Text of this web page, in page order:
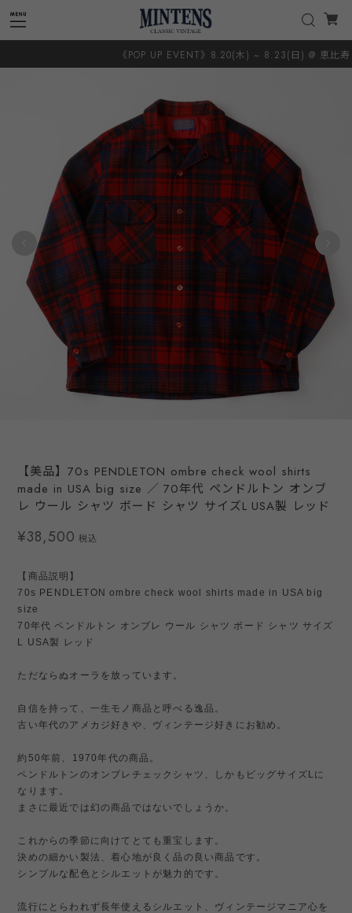
《POP UP EVENT》8.20(木) ~ 8.23(日) @ 恵比寿
【美品】70s PENDLETON ombre check wool shirts
made in USA big size ／ 70年代 ペンドルトン オンブ
レ ウール シャツ ボード シャツ サイズL USA製 レッド
¥38,500 税込
【商品説明】
70s PENDLETON ombre check wool shirts made in USA big
size
70年代 ペンドルトン オンブレ ウール シャツ ボード シャツ サイズ
L USA製 レッド
ただならぬオーラを放っています。
自信を持って、一生モノ商品と呼べる逸品。
古い年代のアメカジ好きや、ヴィンテージ好きにお勧め。
約50年前、1970年代の商品。
ペンドルトンのオンブレチェックシャツ、しかもビッグサイズLに
なります。
まさに最近では幻の商品ではないでしょうか。
これからの季節に向けてとても重宝します。
決めの細かい製法、着心地が良く品の良い商品です。
シンプルな配色とシルエットが魅力的です。
流行にとらわれず長年使えるシルエット、ヴィンテージマニア心を